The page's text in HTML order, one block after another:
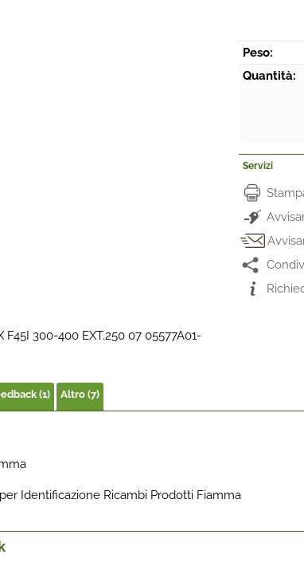
Peso:
Quantità:
Servizi
F45I 300-400 EXT.250 07 05577A01-
(1) Altro (7)
Identificazione Ricambi Prodotti Fiamma